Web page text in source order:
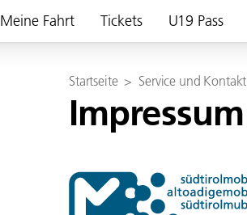
Meine Fahrt Tickets U19 Pass
Startseite > Service und Kontakt
Impressum